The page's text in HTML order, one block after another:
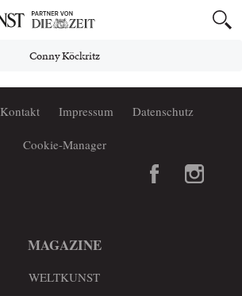
Conny Köckritz
Kontakt Impressum Datenschutz
Cookie-Manager
MAGAZINE
WELTKUNST